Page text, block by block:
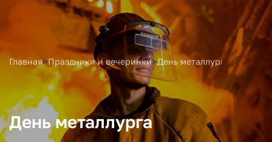
Главная>Праздники и вечеринки>День металлурга
День металлурга